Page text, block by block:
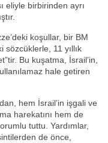
eliyle birbirinden ayrı
koşullar, bir BM
sözcüklerle, 11 yıllık
Bu kuşatma, İsrail’in,
hale getiren
hem İsrail’in işgali ve
harekatını hem de
tuttu. Yardımlar,
de önce,